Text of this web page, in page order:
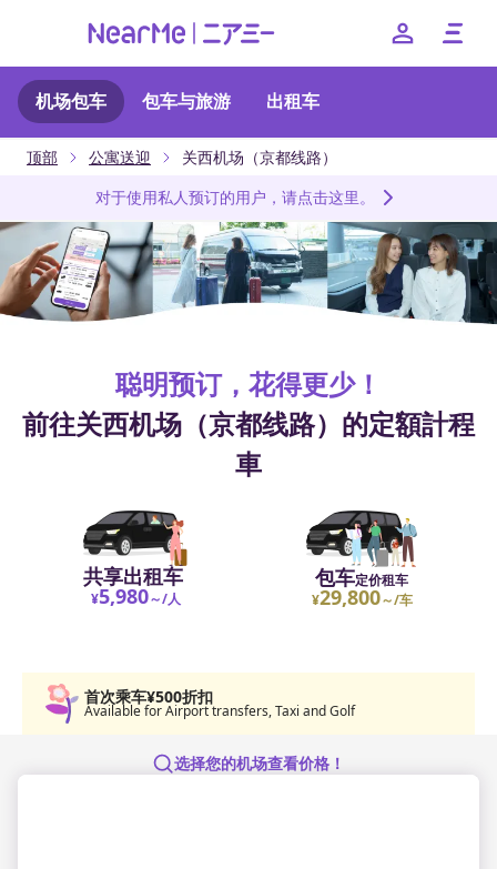
特点
包车
如何使用
繁体中文
机场包车 包车与旅游 出租车
顶部 公寓送迎 关西机场（京都线路）
对于使用私人预订的用户，请点击这里。
聪明预订，花得更少！
前往关西机场（京都线路）的定額計程
車
共享出租车
¥5,980～/人
包车定价租车
¥29,800～/车
首次乘车¥500折扣
Available for Airport transfers, Taxi and Golf
选择您的机场查看价格！